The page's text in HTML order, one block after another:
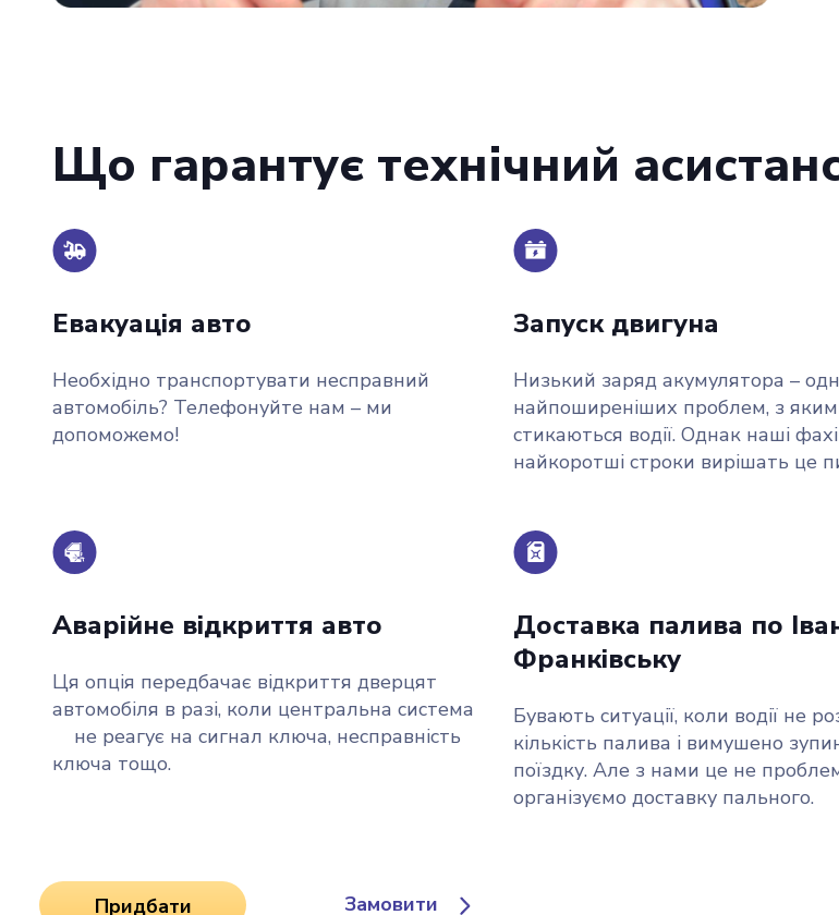
Що гарантує технічний
Евакуація авто
Необхідно транспортувати несправний
автомобіль? Телефонуйте нам – ми
допоможемо!
Запуск двигуна
Низький заряд акумулятора –
найпоширеніших проблем, з
стикаються водії. Однак наші
найкоротші строки вирішать це
Аварійне відкриття авто
Ця опція передбачає відкриття дверцят
автомобіля в разі, коли центральна система
не реагує на сигнал ключа, несправність
ключа тощо.
Доставка палива по
Франківську
Бувають ситуації, коли водії не
кількість палива і вимушено
поїздку. Але з нами це не
організуємо доставку пального.
Придбати Замовити